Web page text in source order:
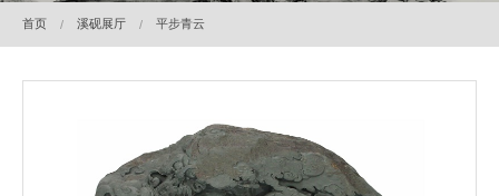
溪砚鉴赏
首页 溪砚展厅 平步青云